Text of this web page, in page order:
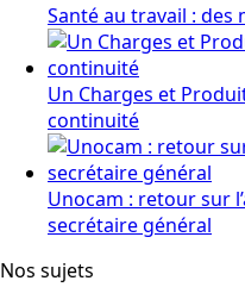
Santé au travail :
Un Charges et
continuité
Unocam : retour sur
secrétaire général
Nos sujets